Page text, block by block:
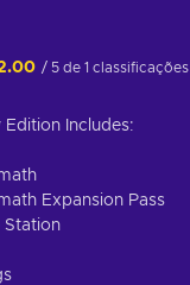
/ 5 de 1 classificações
Includes:
Expansion Pass
Station